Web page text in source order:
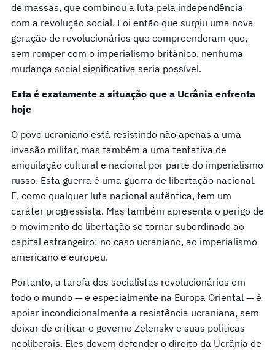
de massas, que combinou a luta pela independência
com a revolução social. Foi então que surgiu uma nova
geração de revolucionários que compreenderam que,
sem romper com o imperialismo britânico, nenhuma
mudança social significativa seria possível.
Esta é exatamente a situação que a Ucrânia enfrenta
hoje
O povo ucraniano está resistindo não apenas a uma
invasão militar, mas também a uma tentativa de
aniquilação cultural e nacional por parte do imperialismo
russo. Esta guerra é uma guerra de libertação nacional.
E, como qualquer luta nacional autêntica, tem um
caráter progressista. Mas também apresenta o perigo de
o movimento de libertação se tornar subordinado ao
capital estrangeiro: no caso ucraniano, ao imperialismo
americano e europeu.
Portanto, a tarefa dos socialistas revolucionários em
todo o mundo — e especialmente na Europa Oriental — é
apoiar incondicionalmente a resistência ucraniana, sem
deixar de criticar o governo Zelensky e suas políticas
neoliberais. Eles devem defender o direito da Ucrânia de